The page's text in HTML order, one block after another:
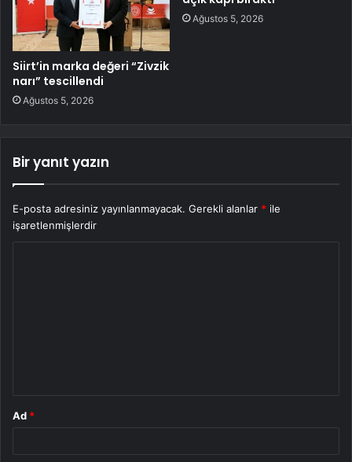
Siirt’in marka değeri “Zivzik
narı” tescillendi
Ağustos 5, 2026
Ağustos 5, 2026
Bir yanıt yazın
E-posta adresiniz yayınlanmayacak. Gerekli alanlar * ile
işaretlenmişlerdir
Ad *